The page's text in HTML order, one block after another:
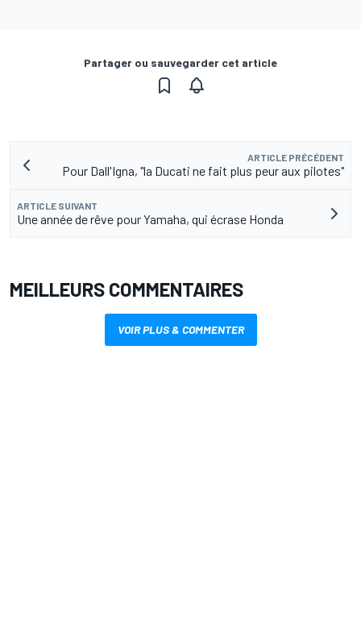
Partager ou sauvegarder cet article
ARTICLE PRÉCÉDENT
Pour Dall'Igna, "la Ducati ne fait plus peur aux pilotes"
ARTICLE SUIVANT
Une année de rêve pour Yamaha, qui écrase Honda
MEILLEURS COMMENTAIRES
VOIR PLUS & COMMENTER